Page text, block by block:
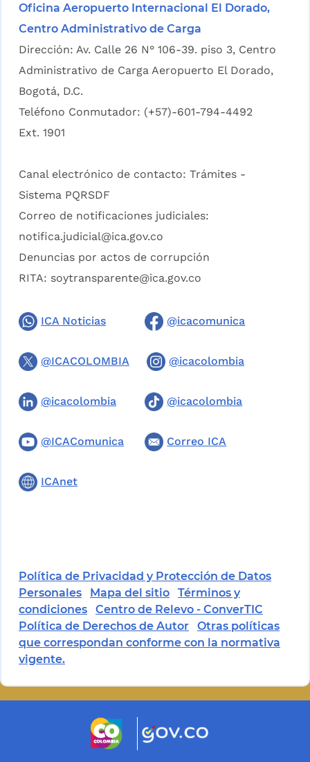
Oficina Aeropuerto Internacional El Dorado,
Centro Administrativo de Carga
Dirección: Av. Calle 26 N° 106-39. piso 3, Centro
Administrativo de Carga Aeropuerto El Dorado,
Bogotá, D.C.
Teléfono Conmutador: (+57)-601-794-4492
Ext. 1901
Canal electrónico de contacto: Trámites -
Sistema PQRSDF
Correo de notificaciones judiciales:
notifica.judicial@ica.gov.co
Denuncias por actos de corrupción
RITA: soytransparente@ica.gov.co
ICA Noticias @icacomunica
@ICACOLOMBIA @icacolombia
@icacolombia @icacolombia
@ICAComunica Correo ICA
ICAnet
Política de Privacidad y Protección de Datos
Personales
Mapa del sitio
Términos y
condiciones
Centro de Relevo - ConverTIC
Política de Derechos de Autor
Otras políticas
que correspondan conforme con la normativa
vigente.